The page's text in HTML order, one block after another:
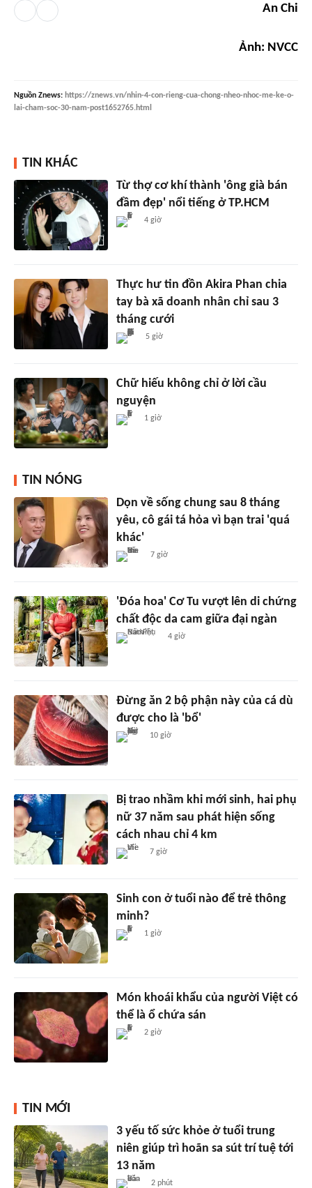
An Chi
Ảnh: NVCC
Nguồn Znews: https://znews.vn/nhin-4-con-rieng-cua-chong-nheo-nhoc-me-ke-o-
lai-cham-soc-30-nam-post1652765.html
TIN KHÁC
Từ thợ cơ khí thành 'ông già bán
đầm đẹp' nổi tiếng ở TP.HCM
4 giờ
Thực hư tin đồn Akira Phan chia
tay bà xã doanh nhân chỉ sau 3
tháng cưới
5 giờ
Chữ hiếu không chỉ ở lời cầu
nguyện
1 giờ
TIN NÓNG
Dọn về sống chung sau 8 tháng
yêu, cô gái tá hỏa vì bạn trai 'quá
khác'
7 giờ
'Đóa hoa' Cơ Tu vượt lên di chứng
chất độc da cam giữa đại ngàn
4 giờ
Đừng ăn 2 bộ phận này của cá dù
được cho là 'bổ'
10 giờ
Bị trao nhầm khi mới sinh, hai phụ
nữ 37 năm sau phát hiện sống
cách nhau chỉ 4 km
7 giờ
Sinh con ở tuổi nào để trẻ thông
minh?
1 giờ
Món khoái khẩu của người Việt có
thể là ổ chứa sán
2 giờ
TIN MỚI
3 yếu tố sức khỏe ở tuổi trung
niên giúp trì hoãn sa sút trí tuệ tới
13 năm
2 phút